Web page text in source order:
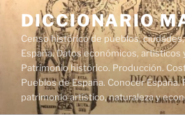
contenido
DICCIONARIO
Censo histórico de pueblos,
España. Datos económicos, artísticos
Patrimonio histórico. Producción.
Pueblos de España. Conocer España.
patrimonio artístico, naturaleza y